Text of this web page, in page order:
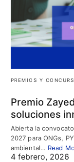
PREMIOS Y
Premio
soluciones
Abierta la
2027 para ONGs,
ambiental… Read
4 febrero, 2026